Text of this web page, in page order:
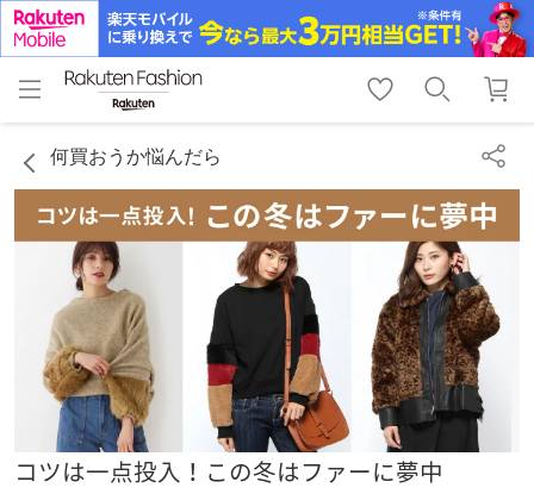
menu home
トップ
shopping_cart lock_outline
ログイン
何買おうか悩んだら
コツは一点投入！この冬はファーに夢中